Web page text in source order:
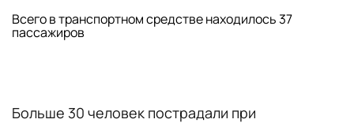
Всего в транспортном средстве находилось 37
пассажиров
Больше 30 человек пострадали при